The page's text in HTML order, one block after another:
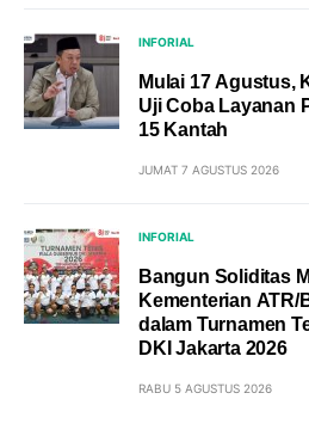
INFORIAL
Mulai 17 Agustus,
Uji Coba Layanan
15 Kantah
JUMAT 7 AGUSTUS 2026
INFORIAL
Bangun Soliditas
Kementerian
dalam Turnamen
DKI Jakarta 2026
RABU 5 AGUSTUS 2026